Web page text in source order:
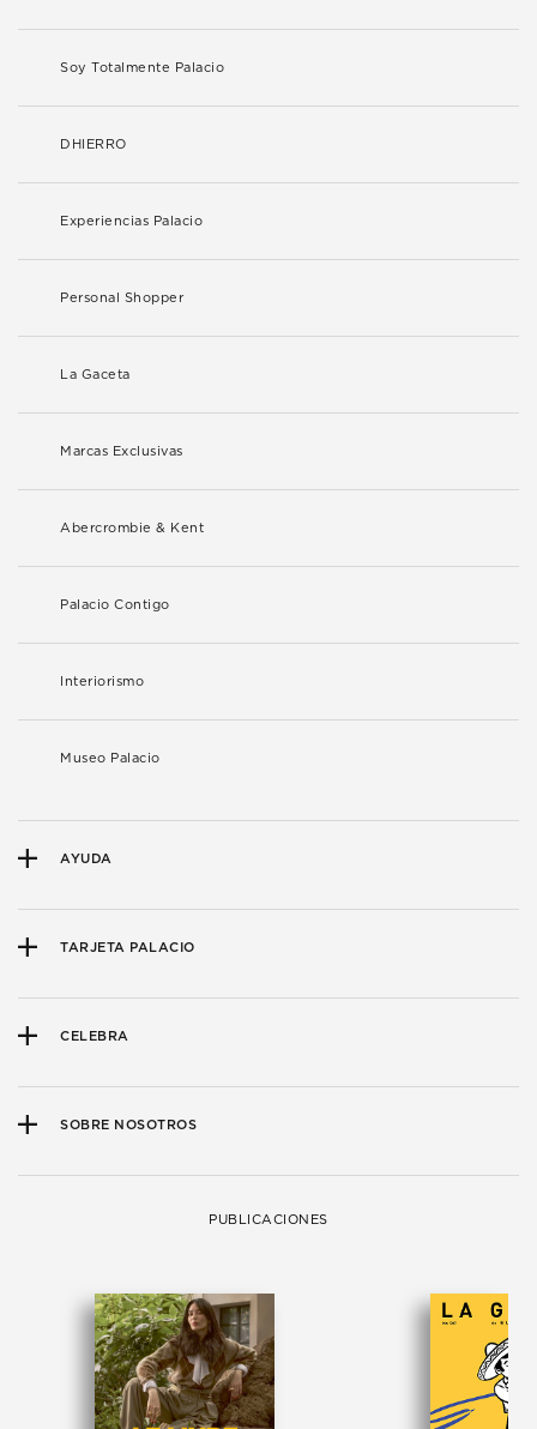
Soy Totalmente Palacio
DHIERRO
Experiencias Palacio
Personal Shopper
La Gaceta
Marcas Exclusivas
Abercrombie & Kent
Palacio Contigo
Interiorismo
Museo Palacio
AYUDA
TARJETA PALACIO
CELEBRA
SOBRE NOSOTROS
PUBLICACIONES